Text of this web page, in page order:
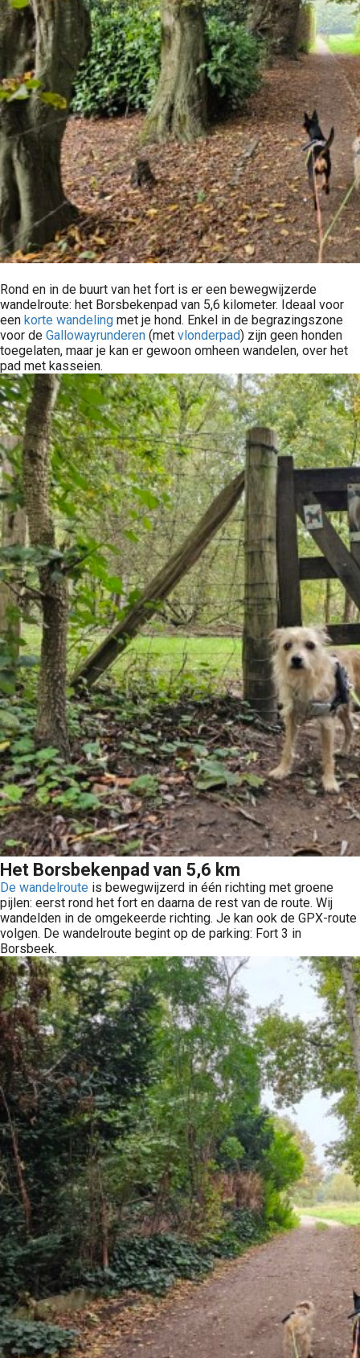
Rond en in de buurt van het fort is er een bewegwijzerde
wandelroute: het Borsbekenpad van 5,6 kilometer. Ideaal voor
een korte wandeling met je hond. Enkel in de begrazingszone
voor de Gallowayrunderen (met vlonderpad) zijn geen honden
toegelaten, maar je kan er gewoon omheen wandelen, over het
pad met kasseien.
Het Borsbekenpad van 5,6 km
De wandelroute is bewegwijzerd in één richting met groene
pijlen: eerst rond het fort en daarna de rest van de route. Wij
wandelden in de omgekeerde richting. Je kan ook de GPX-route
volgen. De wandelroute begint op de parking: Fort 3 in
Borsbeek.